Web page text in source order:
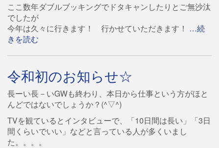
ここ数年ダブルブッキングでドタキャンしたりとご無沙汰
でしたが
今年は久々に行きます！ 行かせていただきます！ …続
きを読む
令和初のお知らせ☆
長ーい長－いGWも終わり、本日から仕事という方がほと
んどではないでしょうか？(^▽^)
TVを観ているとインタビューで、「10日間は長い」「3日
間くらいでいい」などと言っている人が多くいまし
た。。。。